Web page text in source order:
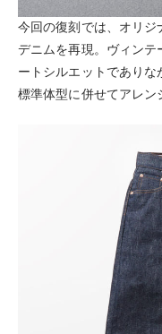
今回の復刻では、オリ
デニムを再現。ヴィン
ートシルエットであり
標準体型に併せてアレン